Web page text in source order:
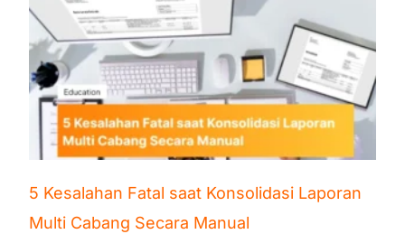
5 Kesalahan Fatal saat Konsolidasi Laporan
Multi Cabang Secara Manual